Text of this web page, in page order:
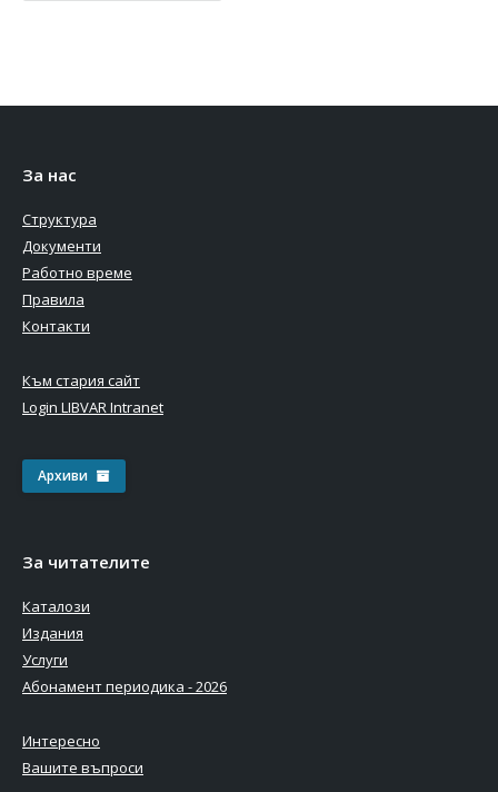
За нас
Структура
Документи
Работно време
Правила
Контакти
Към стария сайт
Login LIBVAR Intranet
Архиви
За читателите
Каталози
Издания
Услуги
Абонамент периодика - 2026
Интересно
Вашите въпроси